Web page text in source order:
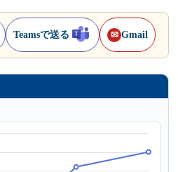
Teamsで送る ✉ Gmail